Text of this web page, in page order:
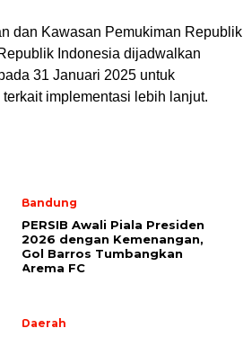
dan Kawasan Pemukiman Republik
Indonesia dijadwalkan
31 Januari 2025 untuk
implementasi lebih lanjut.
Bandung
PERSIB Awali Piala Presiden
2026 dengan Kemenangan,
Gol Barros Tumbangkan
Arema FC
Daerah